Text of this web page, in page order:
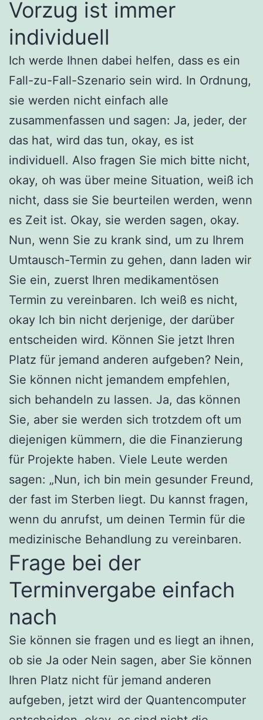
Vorzug ist immer
individuell
Ich werde Ihnen dabei helfen, dass es ein
Fall-zu-Fall-Szenario sein wird. In Ordnung,
sie werden nicht einfach alle
zusammenfassen und sagen: Ja, jeder, der
das hat, wird das tun, okay, es ist
individuell. Also fragen Sie mich bitte nicht,
okay, oh was über meine Situation, weiß ich
nicht, dass sie Sie beurteilen werden, wenn
es Zeit ist. Okay, sie werden sagen, okay.
Nun, wenn Sie zu krank sind, um zu Ihrem
Umtausch-Termin zu gehen, dann laden wir
Sie ein, zuerst Ihren medikamentösen
Termin zu vereinbaren. Ich weiß es nicht,
okay Ich bin nicht derjenige, der darüber
entscheiden wird. Können Sie jetzt Ihren
Platz für jemand anderen aufgeben? Nein,
Sie können nicht jemandem empfehlen,
sich behandeln zu lassen. Ja, das können
Sie, aber sie werden sich trotzdem oft um
diejenigen kümmern, die die Finanzierung
für Projekte haben. Viele Leute werden
sagen: „Nun, ich bin mein gesunder Freund,
der fast im Sterben liegt. Du kannst fragen,
wenn du anrufst, um deinen Termin für die
medizinische Behandlung zu vereinbaren.
Frage bei der
Terminvergabe einfach
nach
Sie können sie fragen und es liegt an ihnen,
ob sie Ja oder Nein sagen, aber Sie können
Ihren Platz nicht für jemand anderen
aufgeben, jetzt wird der Quantencomputer